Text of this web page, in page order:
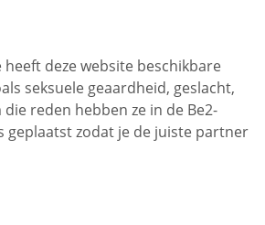
heeft deze website beschikbare
seksuele geaardheid, geslacht,
reden hebben ze in de Be2-
geplaatst zodat je de juiste partner